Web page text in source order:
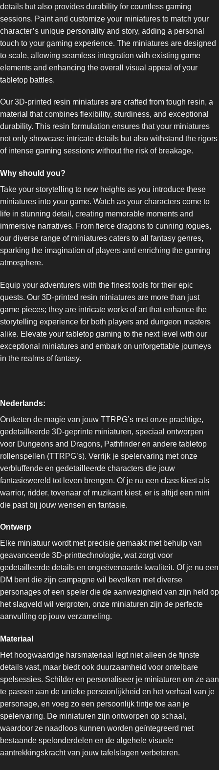
details but also provides durability for countless gaming
sessions. Paint and customize your miniatures to match your
character’s unique personality and story, adding a personal
touch to your gaming experience. The miniatures are designed
to scale, allowing seamless integration with existing game
elements and enhancing the overall visual appeal of your
tabletop battles.
Our 3D-printed resin miniatures are crafted from tough resin, a
material that combines flexibility, sturdiness, and exceptional
durability. This resin formulation ensures that your miniatures
not only showcase intricate details but also withstand the rigors
of intense gaming sessions without the risk of breakage.
Why should you?
Take your storytelling to new heights as you introduce these
miniatures into your game. Watch as your characters come to
life in stunning detail, creating memorable moments and
immersive narratives. From fierce dragons to cunning rogues,
our diverse range of miniatures caters to all fantasy genres,
sparking the imagination of players and enriching the gaming
atmosphere.
Equip your adventurers with the finest tools for their epic
quests. Our 3D-printed resin miniatures are more than just
game pieces; they are intricate works of art that enhance the
storytelling experience for both players and dungeon masters
alike. Elevate your tabletop gaming to the next level with our
exceptional miniatures and embark on unforgettable journeys
in the realms of fantasy.
Nederlands:
Ontketen de magie van jouw TTRPG’s met onze prachtige,
gedetailleerde 3D-geprinte miniaturen, speciaal ontworpen
voor Dungeons and Dragons, Pathfinder en andere tabletop
rollenspellen (TTRPG’s). Verrijk je spelervaring met onze
verbluffende en gedetailleerde characters die jouw
fantasiewereld tot leven brengen. Of je nu een class kiest als
warrior, ridder, tovenaar of muzikant kiest, er is altijd een mini
die past bij jouw wensen en fantasie.
Ontwerp
Elke miniatuur wordt met precisie gemaakt met behulp van
geavanceerde 3D-printtechnologie, wat zorgt voor
gedetailleerde details en ongeëvenaarde kwaliteit. Of je nu een
DM bent die zijn campagne wil bevolken met diverse
personages of een speler die de aanwezigheid van zijn held op
het slagveld wil vergroten, onze miniaturen zijn de perfecte
aanvulling op jouw verzameling.
Materiaal
Het hoogwaardige harsmateriaal legt niet alleen de fijnste
details vast, maar biedt ook duurzaamheid voor ontelbare
spelsessies. Schilder en personaliseer je miniaturen om ze aan
te passen aan de unieke persoonlijkheid en het verhaal van je
personage, en voeg zo een persoonlijk tintje toe aan je
spelervaring. De miniaturen zijn ontworpen op schaal,
waardoor ze naadloos kunnen worden geïntegreerd met
bestaande spelonderdelen en de algehele visuele
aantrekkingskracht van jouw tafelslagen verbeteren.